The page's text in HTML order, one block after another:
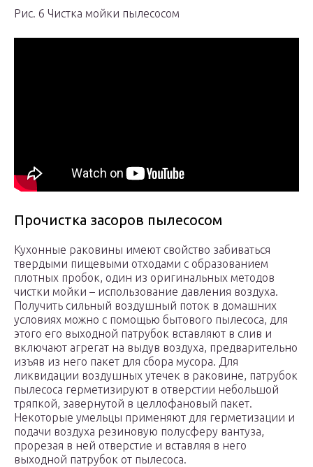
Рис. 6 Чистка мойки пылесосом
Прочистка засоров пылесосом
Кухонные раковины имеют свойство забиваться
твердыми пищевыми отходами с образованием
плотных пробок, один из оригинальных методов
чистки мойки – использование давления воздуха.
Получить сильный воздушный поток в домашних
условиях можно с помощью бытового пылесоса, для
этого его выходной патрубок вставляют в слив и
включают агрегат на выдув воздуха, предварительно
изъяв из него пакет для сбора мусора. Для
ликвидации воздушных утечек в раковине, патрубок
пылесоса герметизируют в отверстии небольшой
тряпкой, завернутой в целлофановый пакет.
Некоторые умельцы применяют для герметизации и
подачи воздуха резиновую полусферу вантуза,
прорезая в ней отверстие и вставляя в него
выходной патрубок от пылесоса.